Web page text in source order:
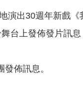
演出30週年新戲
台上發佈發片訊息
佈訊息。